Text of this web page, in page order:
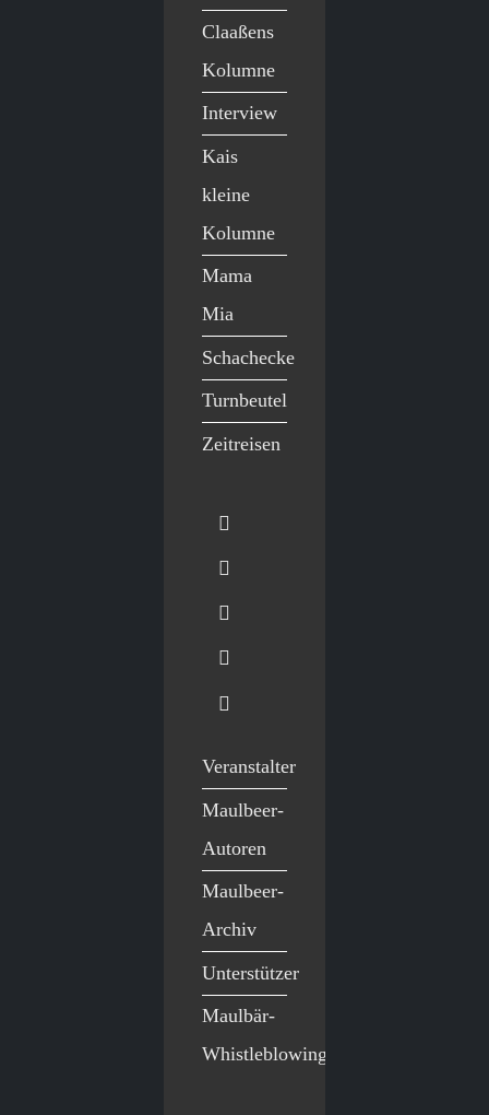
Claaßens
Kolumne
Interview
Kais
kleine
Kolumne
Mama
Mia
Schachecke
Turnbeutel
Zeitreisen
Veranstalter
Maulbeer-
Autoren
Maulbeer-
Archiv
Unterstützer
Maulbär-
Whistleblowing